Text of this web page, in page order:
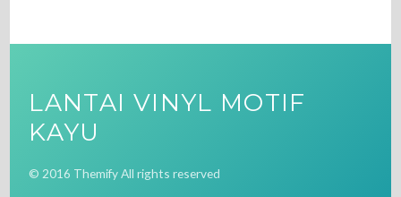
LANTAI VINYL MOTIF
KAYU
© 2016 Themify All rights reserved